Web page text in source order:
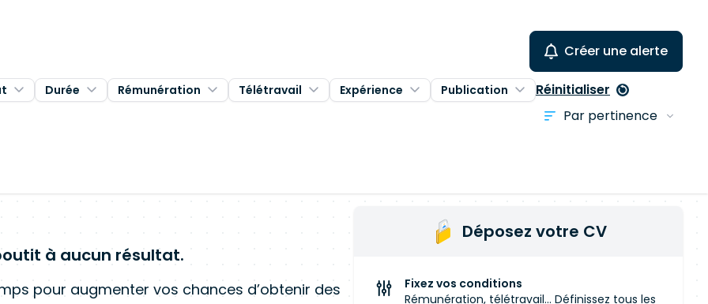
Créer une alerte
Durée Rémunération Télétravail Expérience Publication Réinitialiser
à aucun résultat.
pour augmenter vos chances d’obtenir des
Déposez votre CV
Fixez vos conditions
Rémunération, télétravail... Définissez tous les